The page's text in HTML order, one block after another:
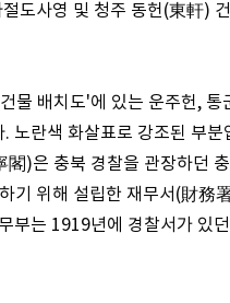
도사영 및 청주 동헌(東軒)
물 배치도'에 있는 운주헌, 통
란색 화살표로 강조된 부분
)은 충북 경찰을 관장하던
기 위해 설립한 재무서(財務
부는 1919년에 경찰서가 있